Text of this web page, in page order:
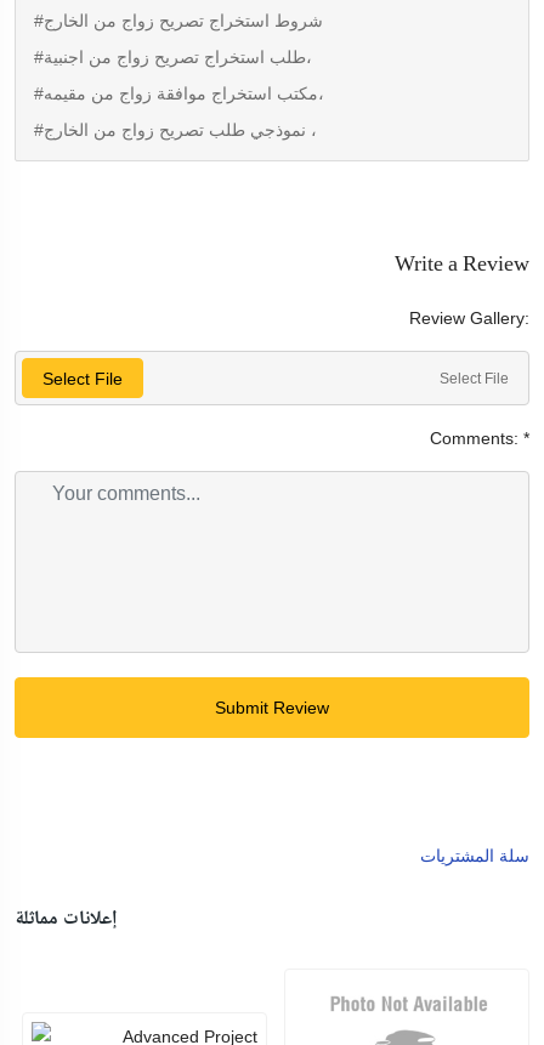
#شروط استخراج تصريح زواج من الخارج
#طلب استخراج تصريح زواج من اجنبية،
#مكتب استخراج موافقة زواج من مقيمه،
#نموذجي طلب تصريح زواج من الخارج ،
Write a Review
Review Gallery:
Select File Select File
Comments: *
Submit Review
سلة المشتريات
إعلانات مماثلة